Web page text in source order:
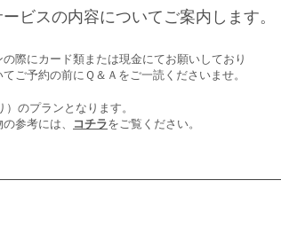
ビスの内容についてご案内します。
際にカード類または現金にてお願いしており
ご予約の前にＱ＆Ａをご一読くださいませ。
）のプランとなります。
参考には、
コチラをご覧ください。